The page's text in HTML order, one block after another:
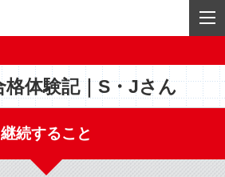
格体験記｜S・Jさん
継続すること